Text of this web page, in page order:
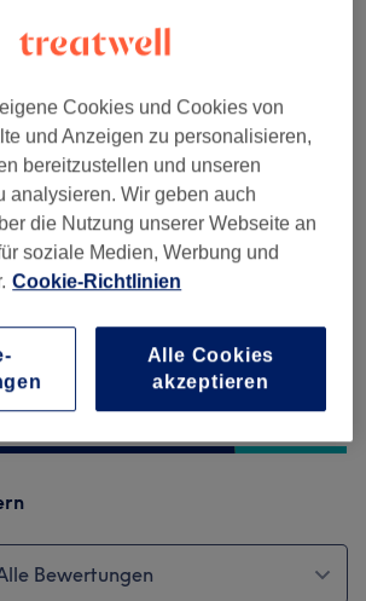
1013 Bewertungen
Bewertungen
Cookies und Cookies von
und Anzeigen zu personalisieren,
bereitzustellen und unseren
analysieren. Wir geben auch
die Nutzung unserer Webseite an
soziale Medien, Werbung und
Cookie-Richtlinien
Alle Cookies
akzeptieren